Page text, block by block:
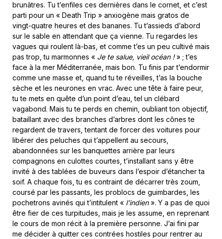
brunâtres. Tu t’enfiles ces dernières dans le cornet, et c’est
parti pour un « Death Trip » anxiogène mais gratos de
vingt-quatre heures et des bananes. Tu t’assieds d’abord
sur le sable en attendant que ça vienne. Tu regardes les
vagues qui roulent là-bas, et comme t’es un peu cultivé mais
pas trop, tu marmonnes « Je te salue, vieil océan !» ; t’es
face à la mer Méditerranée, mais bon. Tu finis par t’endormir
comme une masse et, quand tu te réveilles, t’as la bouche
sèche et les neurones en vrac. Avec une tête à faire peur,
tu te mets en quête d’un point d’eau, tel un clébard
vagabond. Mais tu te perds en chemin, oubliant ton objectif,
bataillant avec des branches d’arbres dont les cônes te
regardent de travers, tentant de forcer des voitures pour
libérer des peluches qui t’appellent au secours,
abandonnées sur les banquettes arrière par leurs
compagnons en culottes courtes, t’installant sans y être
invité à des tablées de buveurs dans l’espoir d’étancher ta
soif. A chaque fois, tu es contraint de décarrer très zoum,
coursé par les passants, les problocs de guimbardes, les
pochetrons avinés qui t’intitulent « l’indien». Y a pas de quoi
être fier de ces turpitudes, mais je les assume, en reprenant
le cours de mon récit à la première personne. J’ai fini par
me décider à quitter ces contrées hostiles pour rentrer au